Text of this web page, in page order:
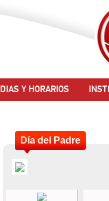
DIAS Y HORARIOS
Día del Padre